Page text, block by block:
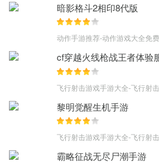
暗影格斗2相印8代版
动作手游推荐-动作游戏大全免
cf穿越火线枪战王者体验
飞行射击游戏手游大全-飞行射
黎明觉醒生机手游
飞行射击游戏手游大全-飞行射
霸略征战无尽尸潮手游